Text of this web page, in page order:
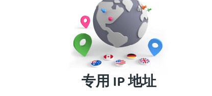
专用 IP 地址